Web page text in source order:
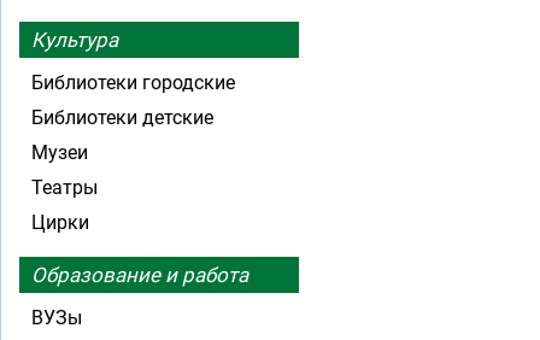
Культура
Библиотеки городские
Библиотеки детские
Музеи
Театры
Цирки
Образование и работа
ВУЗы